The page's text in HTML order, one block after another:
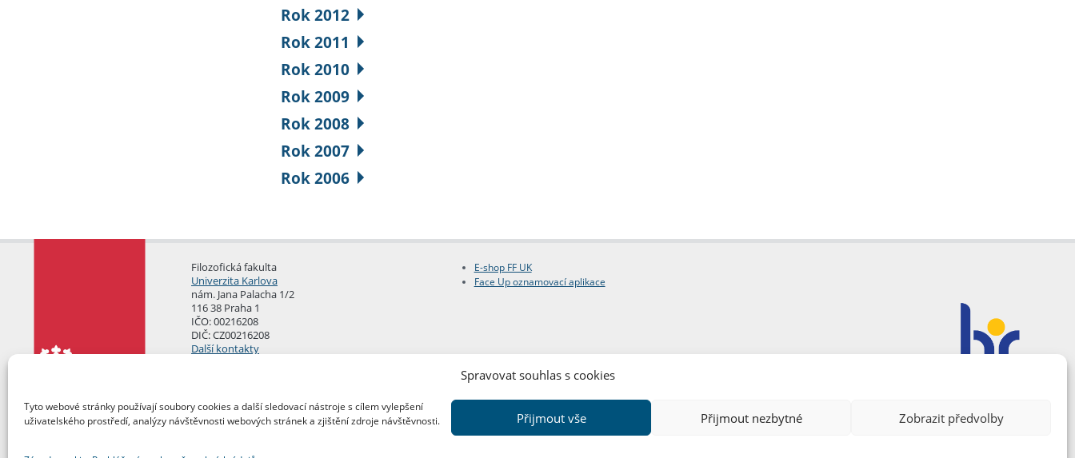
Spravovat souhlas s cookies
Tyto webové stránky používají soubory cookies a další sledovací nástroje s cílem vylepšení
uživatelského prostředí, analýzy návštěvnosti webových stránek a zjištění zdroje návštěvnosti.
Přijmout vše Přijmout nezbytné Zobrazit předvolby
Rok 2012
Rok 2011
Rok 2010
Rok 2009
Rok 2008
Rok 2007
Rok 2006
Filozofická fakulta
Univerzita Karlova
nám. Jana Palacha 1/2
116 38 Praha 1
IČO: 00216208
DIČ: CZ00216208
Další kontakty
E-shop FF UK
Face Up oznamovací aplikace